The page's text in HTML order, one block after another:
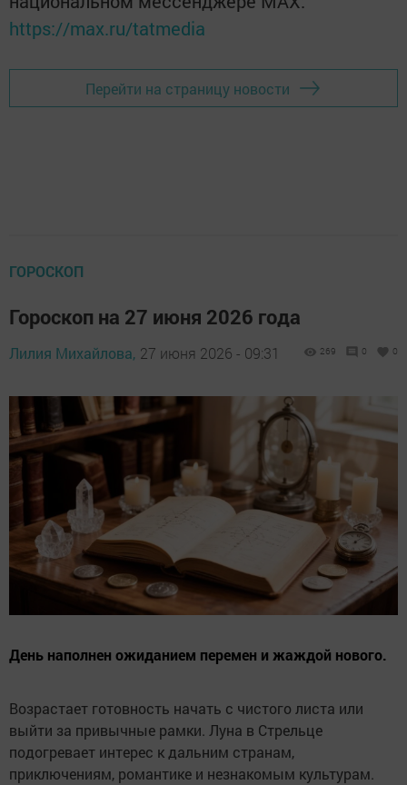
https://max.ru/tatmedia
Перейти на страницу новости
ГОРОСКОП
Гороскоп на 27 июня 2026 года
Лилия Михайлова, 27 июня 2026 - 09:31 269 0 0
День наполнен ожиданием перемен и жаждой нового.
Возрастает готовность начать с чистого листа или
выйти за привычные рамки. Луна в Стрельце
подогревает интерес к дальним странам,
приключениям, романтике и незнакомым культурам.